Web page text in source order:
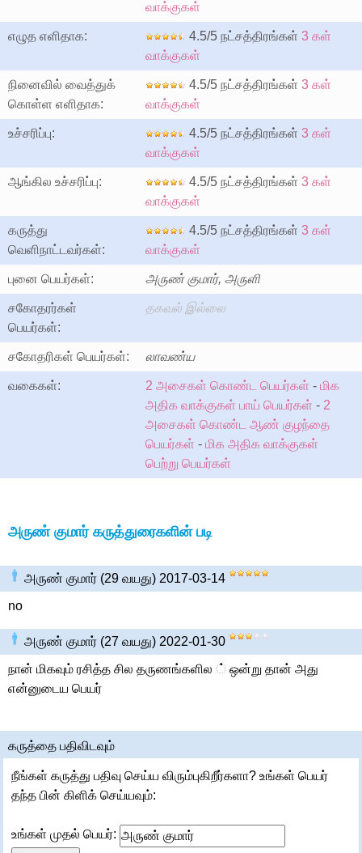
வாக்குகள்
எழுத எளிதாக: 4.5/5 நட்சத்திரங்கள் 3 கள்
வாக்குகள்
நினைவில் வைத்துக்
கொள்ள எளிதாக:
4.5/5 நட்சத்திரங்கள் 3 கள்
வாக்குகள்
உச்சரிப்பு: 4.5/5 நட்சத்திரங்கள் 3 கள்
வாக்குகள்
ஆங்கில உச்சரிப்பு: 4.5/5 நட்சத்திரங்கள் 3 கள்
வாக்குகள்
கருத்து
வெளிநாட்டவர்கள்:
4.5/5 நட்சத்திரங்கள் 3 கள்
வாக்குகள்
புனை பெயர்கள்: அருண் குமார், அருளி
சகோதரர்கள்
பெயர்கள்:
தகவல் இல்லை
சகோதரிகள் பெயர்கள்: லாவண்ய
வகைகள்: 2 அசைகள் கொண்ட பெயர்கள் - மிக
அதிக வாக்குகள் பாய் பெயர்கள் - 2
அசைகள் கொண்ட ஆண் குழந்தை
பெயர்கள் - மிக அதிக வாக்குகள்
பெற்று பெயர்கள்
அருண் குமார் கருத்துரைகளின் படி
அருண் குமார் (29 வயது) 2017-03-14
no
அருண் குமார் (27 வயது) 2022-01-30
நான் மிகவும் ரசித்த சில தருணங்களில ் ஒன்று தான் அது
என்னுடைய பெயர்
கருத்தை பதிவிடவும்
நீங்கள் கருத்து பதிவு செய்ய விரும்புகிறீர்களா? உங்கள் பெயர்
தந்த பின் கிளிக் செய்யவும்:
உங்கள் முதல் பெயர்: